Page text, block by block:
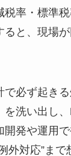
税率・標準
と、現場
必ず起き
を洗い出し
開発や運用
外対応”まで